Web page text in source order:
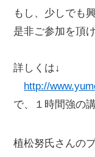
もし、少しでも
是非ご参加を頂
詳しくは↓
http://
で、１時間強の
植松努氏さんの